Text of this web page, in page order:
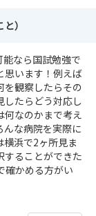
）
なら国試勉強で
思います！例えば
を観察したらその
たらどう対応し
何なのかまで考え
んな病院を実際に
浜で2ヶ所見ま
することができた
確かめる方がい